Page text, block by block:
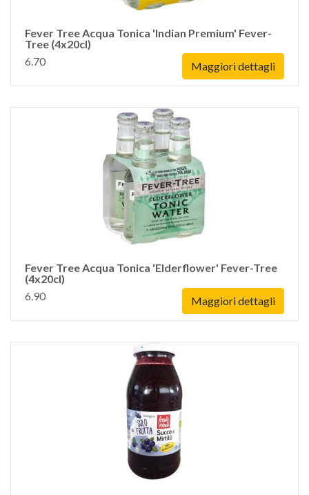
Fever Tree Acqua Tonica 'Indian Premium' Fever-
Tree (4x20cl)
6.70
Maggiori dettagli
Fever Tree Acqua Tonica 'Elderflower' Fever-Tree
(4x20cl)
6.90
Maggiori dettagli